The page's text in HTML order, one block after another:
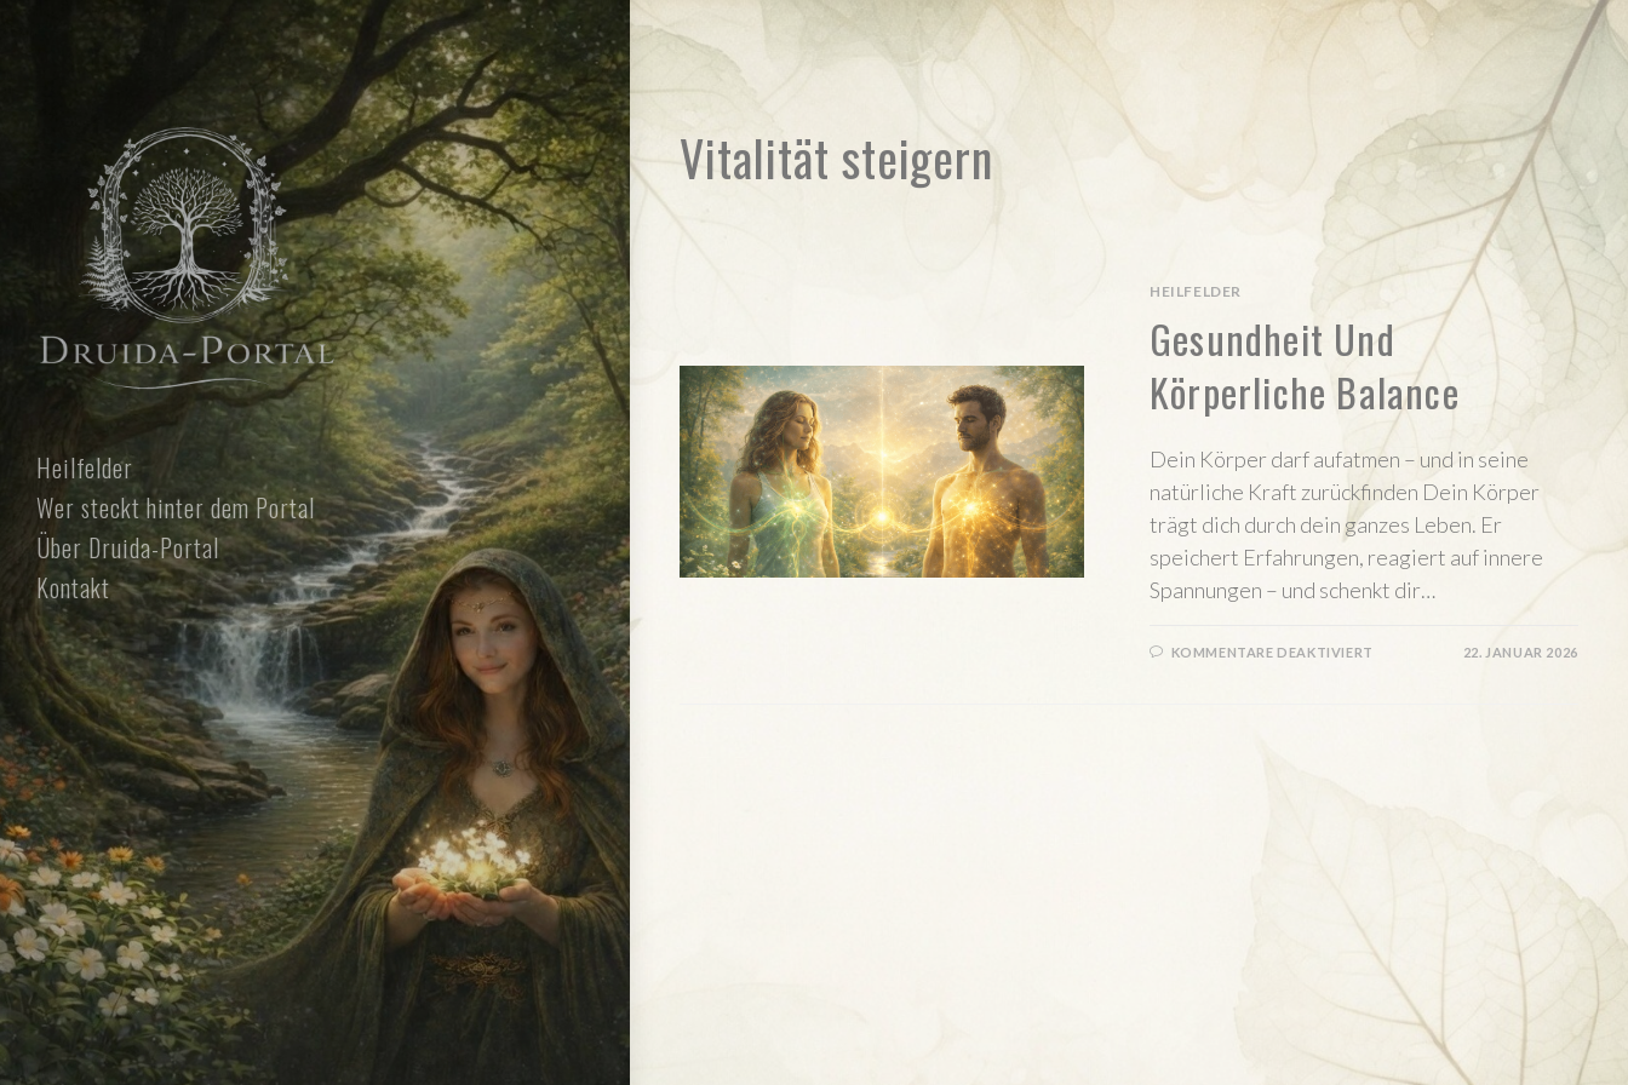
Heilfelder
Wer steckt hinter dem Portal
Über Druida-Portal
Kontakt
Vitalität steigern
HEILFELDER
Gesundheit Und
Körperliche Balance
Dein Körper darf aufatmen – und in seine
natürliche Kraft zurückfinden Dein Körper
trägt dich durch dein ganzes Leben. Er
speichert Erfahrungen, reagiert auf innere
Spannungen – und schenkt dir…
KOMMENTARE DEAKTIVIERT 22. JANUAR 2026